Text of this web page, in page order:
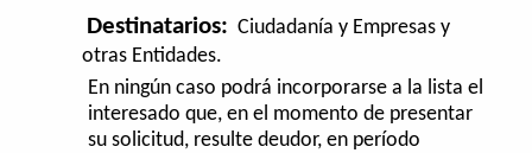
Destinatarios: Ciudadanía y Empresas y
otras Entidades.
En ningún caso podrá incorporarse a la lista el
interesado que, en el momento de presentar
su solicitud, resulte deudor, en período